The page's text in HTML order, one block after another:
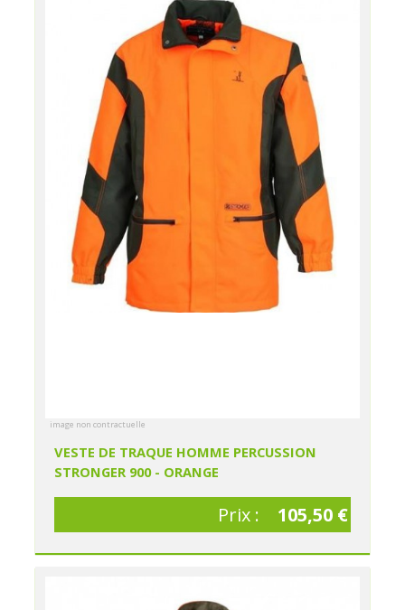
image non contractuelle
VESTE DE TRAQUE HOMME PERCUSSION
STRONGER 900 - ORANGE
Prix : 105,50 €